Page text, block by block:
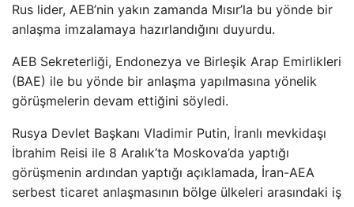
Rus lider, AEB’nin yakın zamanda Mısır’la bu yönde bir
anlaşma imzalamaya hazırlandığını duyurdu.
AEB Sekreterliği, Endonezya ve Birleşik Arap Emirlikleri
(BAE) ile bu yönde bir anlaşma yapılmasına yönelik
görüşmelerin devam ettiğini söyledi.
Rusya Devlet Başkanı Vladimir Putin, İranlı mevkidaşı
İbrahim Reisi ile 8 Aralık’ta Moskova’da yaptığı
görüşmenin ardından yaptığı açıklamada, İran-AEA
serbest ticaret anlaşmasının bölge ülkeleri arasındaki iş